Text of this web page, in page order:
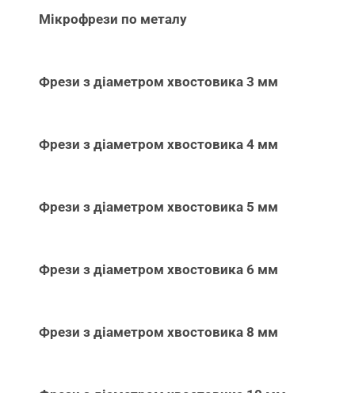
Мікрофрези по металу
Фрези з діаметром хвостовика 3 мм
Фрези з діаметром хвостовика 4 мм
Фрези з діаметром хвостовика 5 мм
Фрези з діаметром хвостовика 6 мм
Фрези з діаметром хвостовика 8 мм